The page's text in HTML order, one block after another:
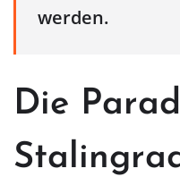
werden.
Die